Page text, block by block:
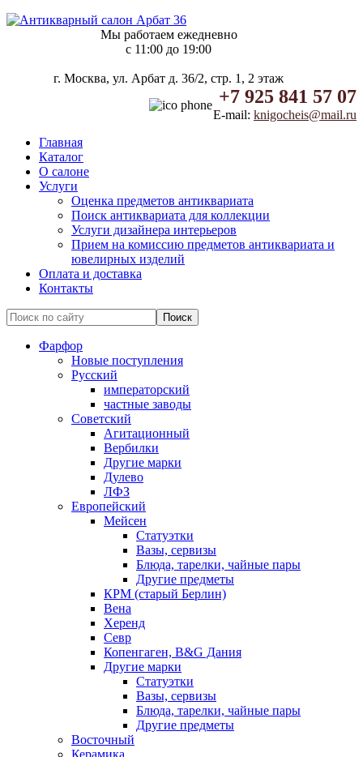
Мы работаем ежедневно
c 11:00 до 19:00
г. Москва, ул. Арбат д. 36/2, стр. 1, 2 этаж
+7 925 841 57 07
E-mail: knigocheis@mail.ru
Главная
Каталог
О салоне
Услуги
Оценка предметов антиквариата
Поиск антиквариата для коллекции
Услуги дизайнера интерьеров
Прием на комиссию предметов антиквариата и
ювелирных изделий
Оплата и доставка
Контакты
Фарфор
Новые поступления
Русский
императорский
частные заводы
Советский
Агитационный
Вербилки
Другие марки
Дулево
ЛФЗ
Европейский
Мейсен
Статуэтки
Вазы, сервизы
Блюда, тарелки, чайные пары
Другие предметы
КРМ (старый Берлин)
Вена
Херенд
Севр
Копенгаген, B&G Дания
Другие марки
Статуэтки
Вазы, сервизы
Блюда, тарелки, чайные пары
Другие предметы
Восточный
Керамика